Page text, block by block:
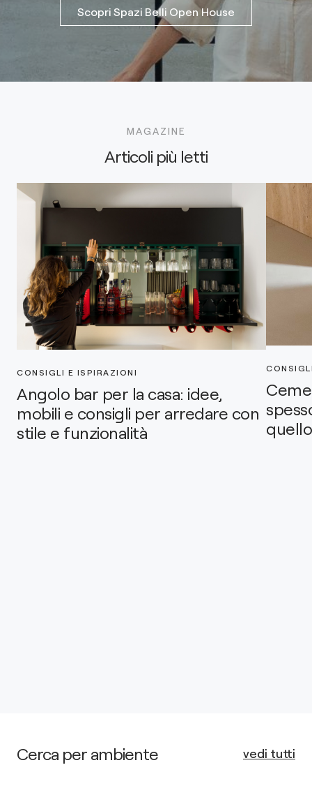
Scopri Spazi Belli Open House
MAGAZINE
Articoli più letti
CONSIGLI E ISPIRAZIONI
Angolo bar per la casa: idee,
mobili e consigli per arredare con
stile e funzionalità
Cerca per ambiente vedi tutti
Open Space Cucina